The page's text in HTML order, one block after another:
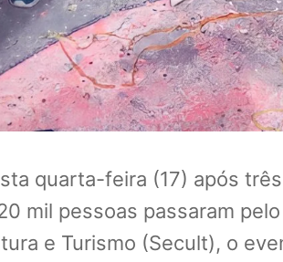
quarta-feira (17) após
mil pessoas passaram
e Turismo (Secult), o